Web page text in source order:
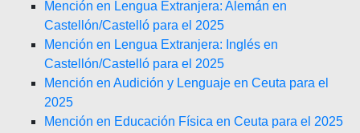
Mención en Lengua Extranjera: Alemán en
Castellón/Castelló para el 2025
Mención en Lengua Extranjera: Inglés en
Castellón/Castelló para el 2025
Mención en Audición y Lenguaje en Ceuta para el
2025
Mención en Educación Física en Ceuta para el 2025